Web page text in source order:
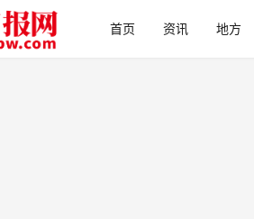
首页 资讯 地方